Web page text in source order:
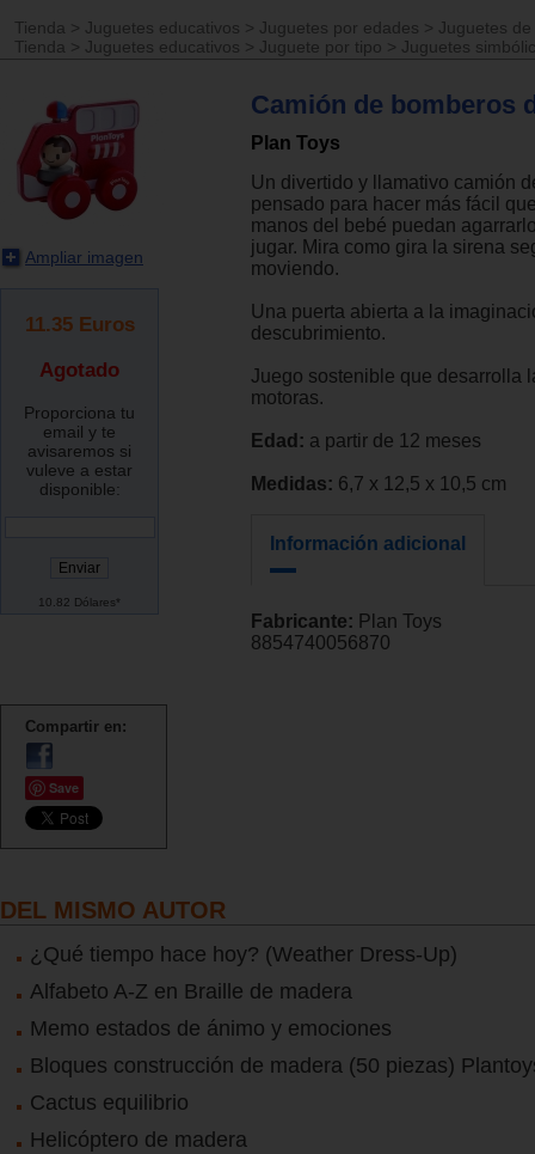
Tienda > Juguetes educativos > Juguetes por edades > Juguetes
Tienda
> Juguetes educativos > Juguete por tipo > Juguetes
Ampliar imagen
11.35 Euros
Agotado
Proporciona tu
email y te
avisaremos si
vuleve a estar
disponible:
10.82 Dólares*
Compartir en:
Save
Camión de bomberos
Plan Toys
Un divertido y llamativo camión
pensado para hacer más fácil
manos del bebé puedan
jugar. Mira como gira la sirena
moviendo.
Una puerta abierta a la
descubrimiento.
Juego sostenible que desarrolla
motoras.
Edad: a partir de 12 meses
Medidas: 6,7 x 12,5 x 10,5 cm
Información adicional
Fabricante: Plan Toys
8854740056870
DEL MISMO AUTOR
¿Qué tiempo hace hoy? (Weather Dress-Up)
Alfabeto A-Z en Braille de madera
Memo estados de ánimo y emociones
Bloques construcción de madera (50 piezas)
Cactus equilibrio
Helicóptero de madera